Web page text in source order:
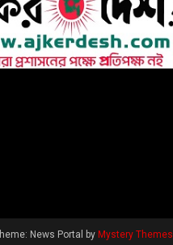
News Portal by Mystery Themes